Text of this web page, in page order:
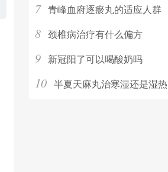
7 青峰血府逐瘀丸的适应人群
8 颈椎病治疗有什么偏方
9 新冠阳了可以喝酸奶吗
10 半夏天麻丸治寒湿还是湿热